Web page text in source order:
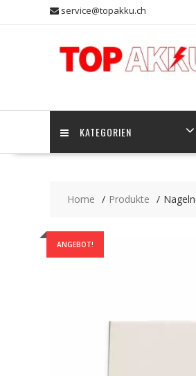
service@topakku.ch
KATEGORIEN
Home Produkte
ANGEBOT!